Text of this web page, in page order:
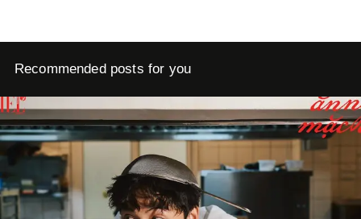
Recommended posts for you